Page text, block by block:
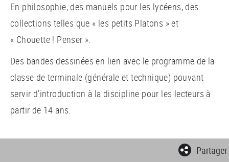
En philosophie, des manuels pour les lycéens, des
collections telles que « les petits Platons » et
« Chouette ! Penser ».
Des bandes dessinées en lien avec le programme de la
classe de terminale (générale et technique) pouvant
servir d’introduction à la discipline pour les lecteurs à
partir de 14 ans.
Partager